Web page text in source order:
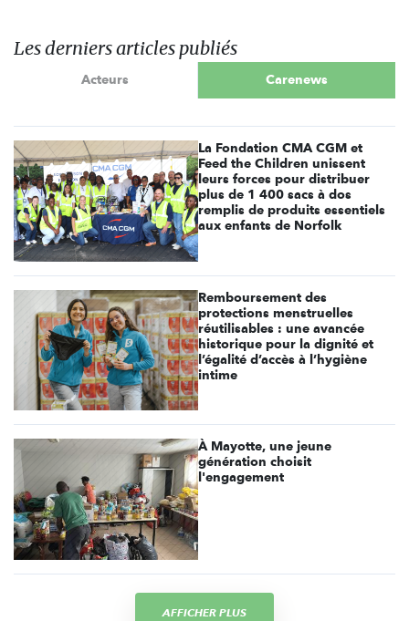
Les derniers articles publiés
Acteurs Carenews
La Fondation CMA CGM et
Feed the Children unissent
leurs forces pour distribuer
plus de 1 400 sacs à dos
remplis de produits essentiels
aux enfants de Norfolk
Remboursement des
protections menstruelles
réutilisables : une avancée
historique pour la dignité et
l’égalité d’accès à l’hygiène
intime
À Mayotte, une jeune
génération choisit
l'engagement
AFFICHER PLUS